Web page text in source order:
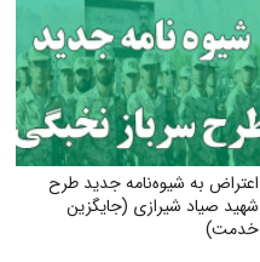
اعتراض به شیوه‌نامه جدید طرح
شهید صیاد شیرازی (جایگزین
خدمت)